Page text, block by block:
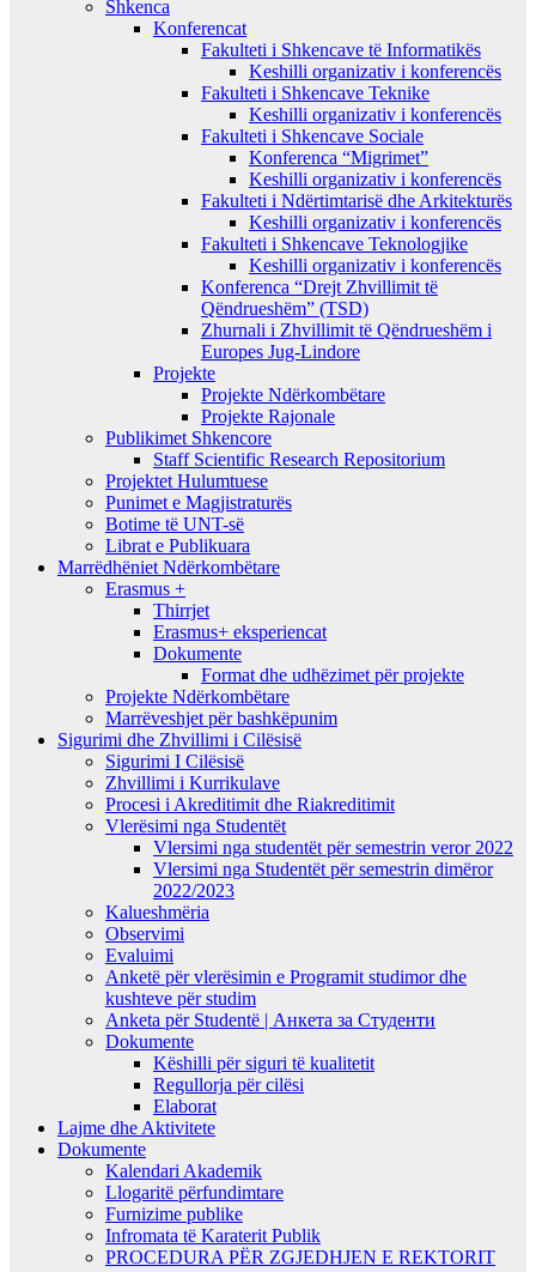
Shkenca
Konferencat
Fakulteti i Shkencave të Informatikës
Keshilli organizativ i konferencës
Fakulteti i Shkencave Teknike
Keshilli organizativ i konferencës
Fakulteti i Shkencave Sociale
Konferenca “Migrimet”
Keshilli organizativ i konferencës
Fakulteti i Ndërtimtarisë dhe Arkitekturës
Keshilli organizativ i konferencës
Fakulteti i Shkencave Teknologjike
Keshilli organizativ i konferencës
Konferenca “Drejt Zhvillimit të
Qëndrueshëm” (TSD)
Zhurnali i Zhvillimit të Qëndrueshëm i
Europes Jug-Lindore
Projekte
Projekte Ndërkombëtare
Projekte Rajonale
Publikimet Shkencore
Staff Scientific Research Repositorium
Projektet Hulumtuese
Punimet e Magjistraturës
Botime të UNT-së
Librat e Publikuara
Marrëdhëniet Ndërkombëtare
Erasmus +
Thirrjet
Erasmus+ eksperiencat
Dokumente
Format dhe udhëzimet për projekte
Projekte Ndërkombëtare
Marrëveshjet për bashkëpunim
Sigurimi dhe Zhvillimi i Cilësisë
Sigurimi I Cilësisë
Zhvillimi i Kurrikulave
Procesi i Akreditimit dhe Riakreditimit
Vlerësimi nga Studentët
Vlersimi nga studentët për semestrin veror 2022
Vlersimi nga Studentët për semestrin dimëror
2022/2023
Kalueshmëria
Observimi
Evaluimi
Anketë për vlerësimin e Programit studimor dhe
kushteve për studim
Anketa për Studentë | Анкета за Студенти
Dokumente
Këshilli për siguri të kualitetit
Regullorja për cilësi
Elaborat
Lajme dhe Aktivitete
Dokumente
Kalendari Akademik
Llogaritë përfundimtare
Furnizime publike
Infromata të Karaterit Publik
PROCEDURA PËR ZGJEDHJEN E REKTORIT